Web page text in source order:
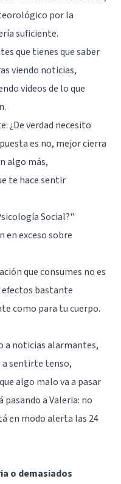
por la
suficiente.
que tienes que saber
viendo noticias,
videos de lo que
¿De verdad necesito
es no, mejor cierra
algo más,
te hace sentir
Social?"
en exceso sobre
que consumes no es
efectos bastante
como para tu cuerpo.
a noticias alarmantes,
a sentirte tenso,
algo malo va a pasar
a Valeria: no
en modo alerta las 24
o demasiados